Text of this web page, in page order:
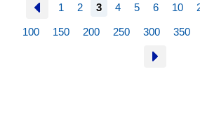
1 2 3 4 5 6 10
100 150 200 250 300 350